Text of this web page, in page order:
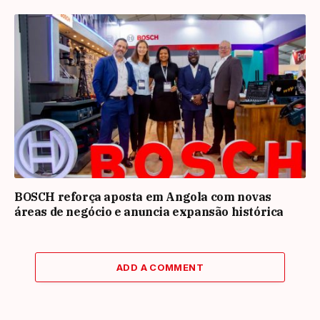
BOSCH reforça aposta em Angola com novas
áreas de negócio e anuncia expansão histórica
ADD A COMMENT